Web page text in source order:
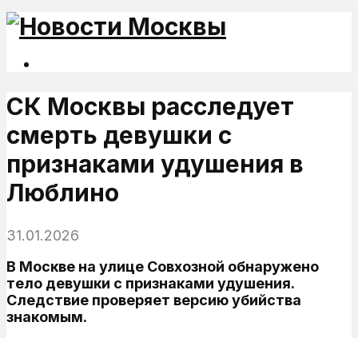
СК Москвы расследует
смерть девушки с
признаками удушения в
Люблино
31.01.2026
В Москве на улице Совхозной обнаружено
тело девушки с признаками удушения.
Следствие проверяет версию убийства
знакомым.